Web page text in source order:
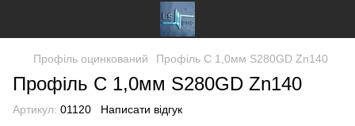
Профіль оцинкований Профіль C 1,0мм S280GD Zn140
Профіль C 1,0мм S280GD Zn140
Артикул: 01120 Написати відгук